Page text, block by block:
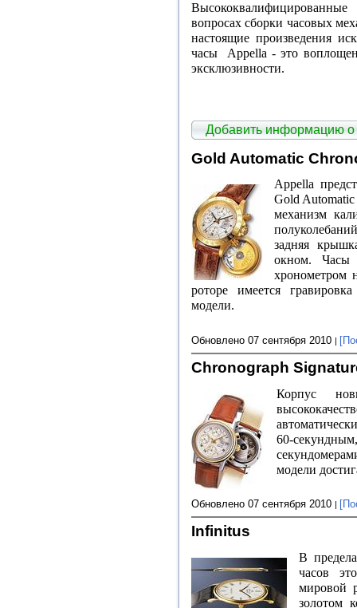
вопросах сборки часовых
настоящие произведения
часы
Appella - это
эксклюзивности.
Добавить информацию о
Gold Automatic
Appella
Gold
механизм
задняя
окном. Часы
хронометром
роторе имеется
модели.
Обновлено 07 сентября 2010
Chronograph
Корпус
60-
модели
Обновлено 07 сентября 2010
Infinitus
В
часов
мировой
золотом